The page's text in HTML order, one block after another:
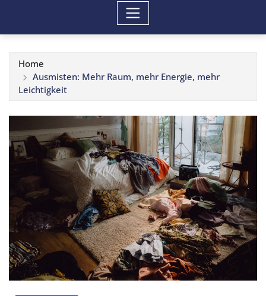
Home
Ausmisten: Mehr Raum, mehr Energie, mehr
Leichtigkeit